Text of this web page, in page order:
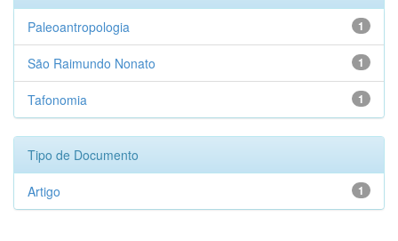
1
Paleoantropologia
1
São Raimundo Nonato
1
Tafonomia
Tipo de Documento
1
Artigo